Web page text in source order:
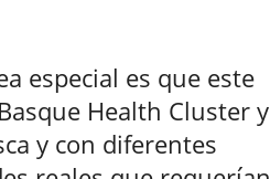
especial es que este
Health Cluster y
y con diferentes